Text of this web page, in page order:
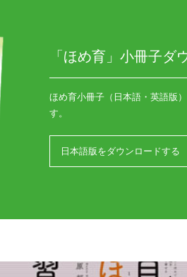
「ほめ育」小冊子ダ
ほめ育小冊子（日本語・英語版
す。
日本語版をダウンロードする